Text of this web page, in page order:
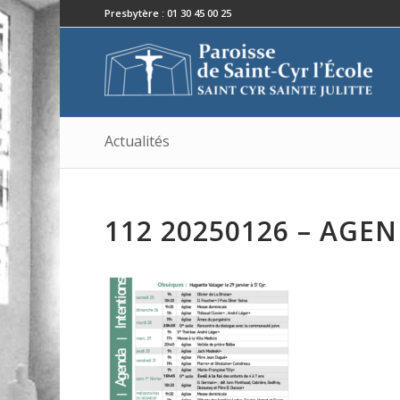
Presbytère : 01 30 45 00 25
Actualités
112 20250126 –